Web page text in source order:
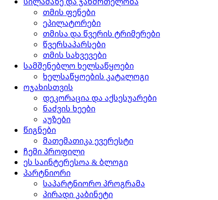
თმის ფენები
ეპილატორები
თმისა და წვერის ტრიმერები
წვერსაპარსები
თმის სახვევები
სამშენებლო ხელსაწყოები
ხელსაწყოების კატალოგი
ოჯახისთვის
დეკორაცია და აქსესუარები
ნაძვის ხეები
აუზები
წიგნები
მათემათიკა ევერესტი
ჩემი პროფილი
ეს საინტერესოა & ბლოგი
პარტნიორი
საპარტნიორო პროგრამა
პირადი კაბინეტი